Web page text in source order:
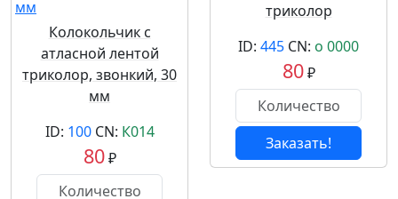
Колокольчик с
атласной лентой
триколор, звонкий, 30
мм
ID: 100CN: К014
80₽
триколор
ID: 445 CN: о 0000
80₽
Заказать!